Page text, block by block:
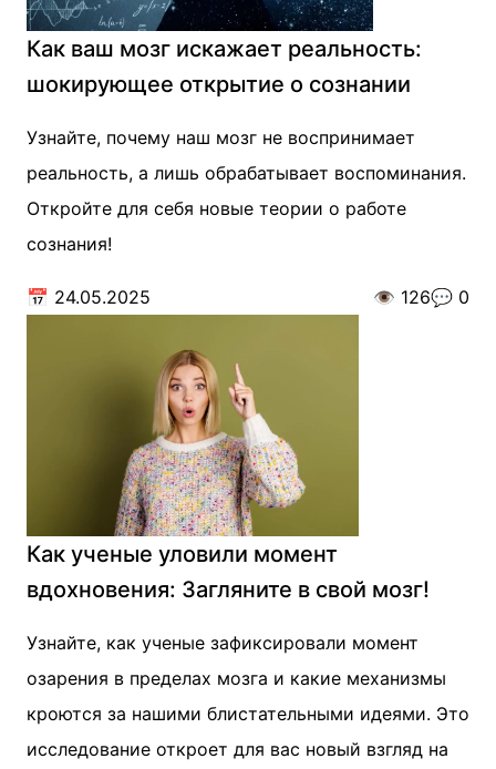
Как ваш мозг искажает реальность:
шокирующее открытие о сознании
Узнайте, почему наш мозг не воспринимает
реальность, а лишь обрабатывает воспоминания.
Откройте для себя новые теории о работе
сознания!
📅 24.05.2025 👁️ 126💬 0
Как ученые уловили момент
вдохновения: Загляните в свой мозг!
Узнайте, как ученые зафиксировали момент
озарения в пределах мозга и какие механизмы
кроются за нашими блистательными идеями. Это
исследование откроет для вас новый взгляд на